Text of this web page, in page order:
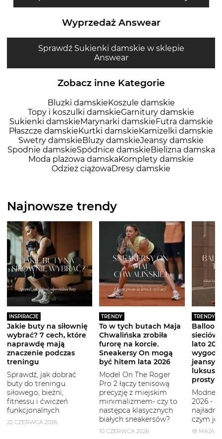
Wyprzedaż Answear
Sprawdź Sukienki damskie w sklepie
Answear
Zobacz inne Kategorie
Bluzki damskie Koszule damskie
Topy i koszulki damskieGarnitury damskie
Sukienki damskie Marynarki damskie Futra damskie
Płaszcze damskie Kurtki damskie Kamizelki damskie
Swetry damskie Bluzy damskieJeansy damskie
Spodnie damskieSpódnice damskie Bielizna damska
Moda plażowa damska Komplety damskie
Odzież ciążowa Dresy damskie
Najnowsze trendy
INSPIRACJE
Jakie buty na siłownię
wybrać? 7 cech, które
naprawdę mają
znaczenie podczas
treningu
Sprawdź, jak dobrać
buty do treningu
siłowego, bieżni,
fitnessu i ćwiczeń
funkcjonalnych
22 CZERWCA 2026
TRENDY
To w tych butach Maja
Chwalińska zrobiła
furorę na korcie.
Sneakersy On mogą
być hitem lata 2026
Model On The Roger
Pro 2 łączy tenisową
precyzję z miejskim
minimalizmem- czy to
następca klasycznych
białych sneakersów?
10 CZERWCA 2026
TRENDY
Balloon
lato
jeansy i
Modne
2026 -
czym je
18 MAJA